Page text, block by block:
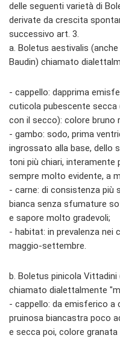
delle seguenti varietà di
derivate da crescita
successivo art. 3.
a. Boletus aestivalis
Baudin) chiamato
- cappello: dapprima
cuticola pubescente secca
con il secco): colore bruno
- gambo: sodo, prima
ingrossato alla base, dello
toni più chiari, interamente
sempre molto evidente, a
- carne: di consistenza più
bianca senza sfumature
e sapore molto gradevoli;
- habitat: in prevalenza nei
maggio-settembre.
b. Boletus pinicola Vittadini
chiamato dialettalmente
- cappello: da emisferico
pruinosa biancastra poco
e secca poi, colore